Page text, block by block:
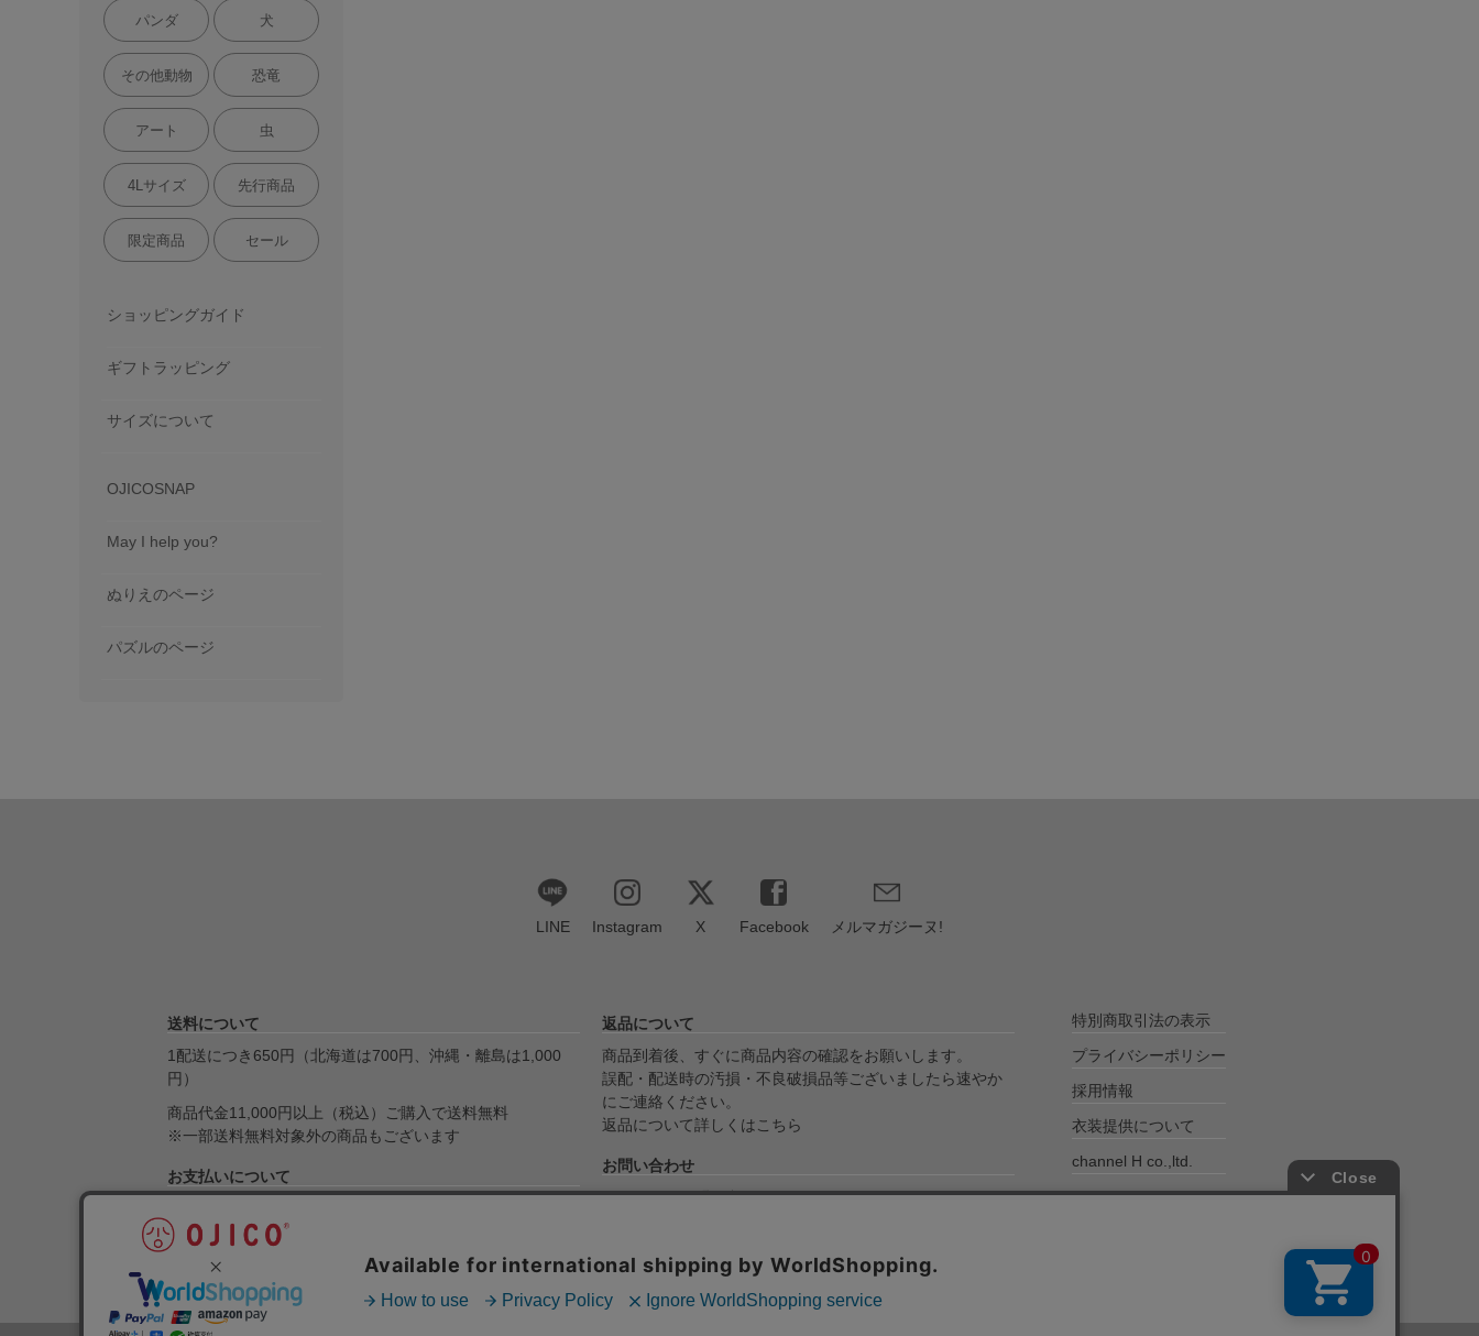
パンダ 犬
その他動物 恐竜
アート 虫
4Lサイズ 先行商品
限定商品 セール
ショッピングガイド
ギフトラッピング
サイズについて
OJICOSNAP
May I help you?
ぬりえのページ
パズルのページ
LINE Instagram X Facebook メルマガジーヌ!
送料について
1配送につき650円（北海道は700円、沖縄・離島は1,000
円）
商品代金11,000円以上（税込）ご購入で送料無料
※一部送料無料対象外の商品もございます
お支払いについて
引換・銀行振込・ゆうちょ銀行がご利用になれます。
送料とお支払いについて詳しくはこちら
返品について
商品到着後、すぐに商品内容の確認をお願いします。
誤配・配送時の汚損・不良破損品等ございましたら速やか
にご連絡ください。
返品について詳しくはこちら
お問い合わせ
メールでのお問い合わせ
お電話でのお問い合わせ
076-246-5050（平日11:00-17:00）
特別商取引法の表示
プライバシーポリシー
採用情報
衣装提供について
channel H co.,ltd.